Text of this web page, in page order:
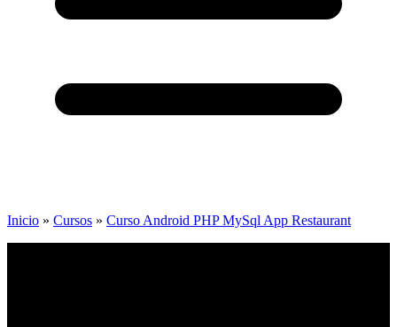
Inicio » Cursos » Curso Android PHP MySql App Restaurant